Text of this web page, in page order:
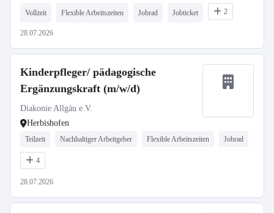
Vollzeit Flexible Arbeitszeiten Jobrad Jobticket 2
28.07.2026
Kinderpfleger/ pädagogische
Ergänzungskraft (m/w/d)
Diakonie Allgäu e.V.
Herbishofen
Teilzeit Nachhaltiger Arbeitgeber Flexible Arbeitszeiten Jobrad
4
28.07.2026